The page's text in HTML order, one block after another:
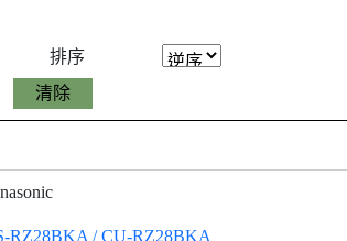
排序
RZ28BKA / CU-RZ28BKA